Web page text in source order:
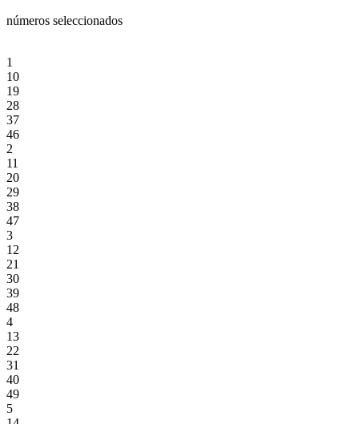
números seleccionados
1
10
19
28
37
46
2
11
20
29
38
47
3
12
21
30
39
48
4
13
22
31
40
49
5